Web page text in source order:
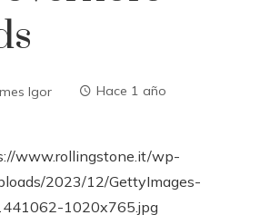
Igor Hace 1 año